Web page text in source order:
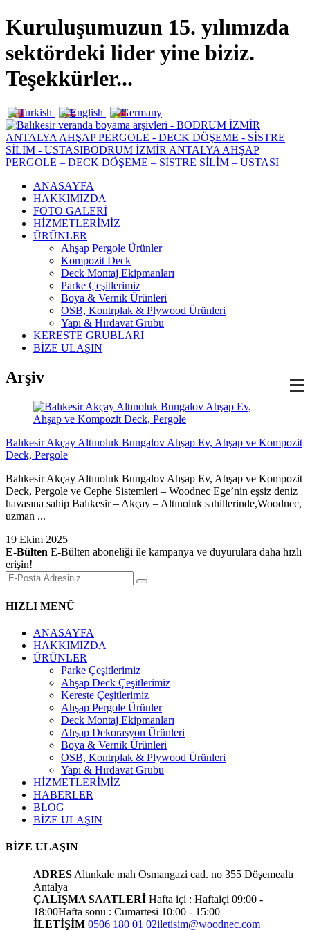
Kuruluşumuzun 15. yılımızda
sektördeki lider yine biziz.
Teşekkürler...
ANASAYFA
HAKKIMIZDA
FOTO GALERİ
HİZMETLERİMİZ
ÜRÜNLER
Ahşap Pergole Ürünler
Kompozit Deck
Deck Montaj Ekipmanları
Parke Çeşitlerimiz
Boya & Vernik Ürünleri
OSB, Kontrplak & Plywood Ürünleri
Yapı & Hırdavat Grubu
KERESTE GRUBLARI
BİZE ULAŞIN
Arşiv
Balıkesir Akçay Altınoluk Bungalov Ahşap Ev, Ahşap ve Kompozit
Deck, Pergole
Balıkesir Akçay Altınoluk Bungalov Ahşap Ev, Ahşap ve Kompozit
Deck, Pergole ve Cephe Sistemleri – Woodnec Ege’nin eşsiz deniz
havasına sahip Balıkesir – Akçay – Altınoluk sahillerinde,Woodnec,
uzman ...
19 Ekim 2025
E-Bülten E-Bülten aboneliği ile kampanya ve duyurulara daha hızlı
erişin!
HIZLI MENÜ
ANASAYFA
HAKKIMIZDA
ÜRÜNLER
Parke Çeşitlerimiz
Ahşap Deck Çeşitlerimiz
Kereste Çeşitlerimiz
Ahşap Pergole Ürünler
Deck Montaj Ekipmanları
Ahşap Dekorasyon Ürünleri
Boya & Vernik Ürünleri
OSB, Kontrplak & Plywood Ürünleri
Yapı & Hırdavat Grubu
HİZMETLERİMİZ
HABERLER
BLOG
BİZE ULAŞIN
BİZE ULAŞIN
ADRES Altınkale mah Osmangazi cad. no 355 Döşemealtı
Antalya
ÇALIŞMA SAATLERİ Hafta içi : Haftaiçi 09:00 -
18:00Hafta sonu : Cumartesi 10:00 - 15:00
İLETİŞİM 0506 180 01 02iletisim@woodnec.com